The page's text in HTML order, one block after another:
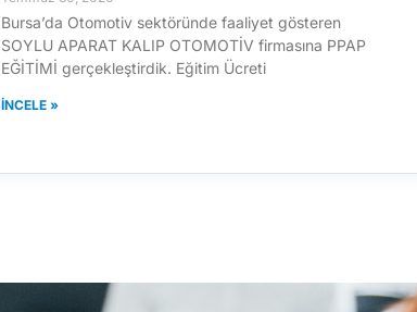
Bursa’da Otomotiv sektöründe faaliyet gösteren
SOYLU APARAT KALIP OTOMOTİV firmasına PPAP
EĞİTİMİ gerçekleştirdik. Eğitim Ücreti
İNCELE »